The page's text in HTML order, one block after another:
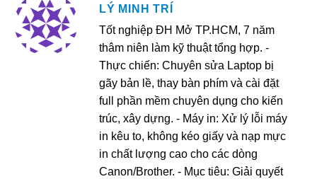
LÝ MINH TRÍ
Tốt nghiệp ĐH Mở TP.HCM, 7 năm
thâm niên làm kỹ thuật tổng hợp. -
Thực chiến: Chuyên sửa Laptop bị
gãy bản lề, thay bàn phím và cài đặt
full phần mềm chuyên dụng cho kiến
trúc, xây dựng. - Máy in: Xử lý lỗi máy
in kêu to, không kéo giấy và nạp mực
in chất lượng cao cho các dòng
Canon/Brother. - Mục tiêu: Giải quyết